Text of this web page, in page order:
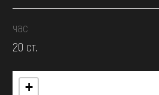
час
20 ст.
+